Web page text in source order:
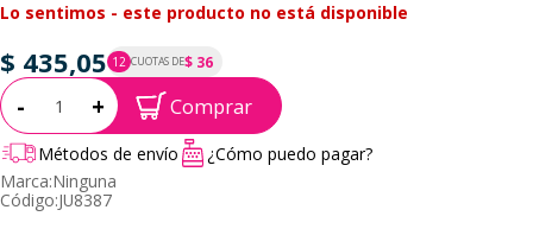
Lo sentimos - este producto no está disponible
$ 435,05 12 CUOTAS DE$ 36
P.T.F. $ 435
Cantidad:
- + Comprar
Métodos de envío
¿Cómo puedo pagar?
Marca:Ninguna
Código:JU8387